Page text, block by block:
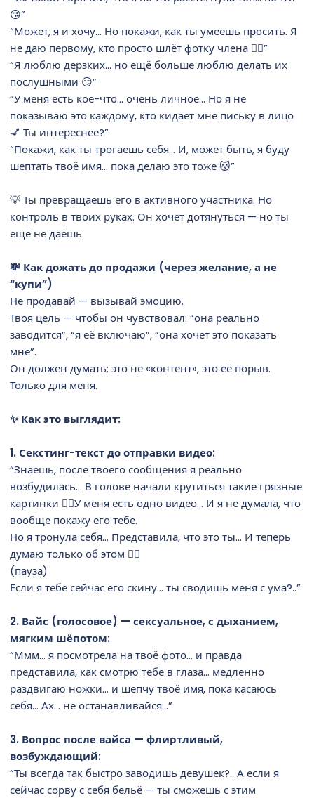
😘”
“Может, я и хочу… Но покажи, как ты умеешь просить. Я
не даю первому, кто просто шлёт фотку члена 🤷‍♀️”
“Я люблю дерзких… но ещё больше люблю делать их
послушными 😏”
“У меня есть кое-что… очень личное… Но я не
показываю это каждому, кто кидает мне письку в лицо
💅 Ты интереснее?”
“Покажи, как ты трогаешь себя… И, может быть, я буду
шептать твоё имя… пока делаю это тоже 😽”
💡 Ты превращаешь его в активного участника. Но
контроль в твоих руках. Он хочет дотянуться — но ты
ещё не даёшь.
💸 Как дожать до продажи (через желание, а не
“купи”)
Не продавай — вызывай эмоцию.
Твоя цель — чтобы он чувствовал: “она реально
заводится”, “я её включаю”, “она хочет это показать
мне”.
Он должен думать: это не «контент», это её порыв.
Только для меня.
✨ Как это выглядит:
1. Секстинг-текст до отправки видео:
“Знаешь, после твоего сообщения я реально
возбудилась… В голове начали крутиться такие грязные
картинки 😵‍💫У меня есть одно видео… И я не думала, что
вообще покажу его тебе.
Но я тронула себя… Представила, что это ты… И теперь
думаю только об этом 😮‍💨
(пауза)
Если я тебе сейчас его скину… ты сводишь меня с ума?..”
2. Вайс (голосовое) — сексуальное, с дыханием,
мягким шёпотом:
“Ммм… я посмотрела на твоё фото… и правда
представила, как смотрю тебе в глаза… медленно
раздвигаю ножки… и шепчу твоё имя, пока касаюсь
себя… Ах… не останавливайся…”
3. Вопрос после вайса — флиртливый,
возбуждающий:
“Ты всегда так быстро заводишь девушек?.. А если я
сейчас сорву с себя бельё — ты сможешь с этим